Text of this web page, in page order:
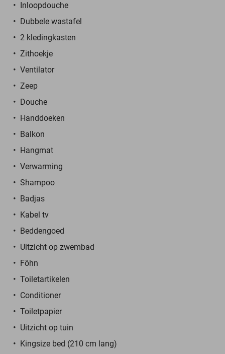
Inloopdouche
Dubbele wastafel
2 kledingkasten
Zithoekje
Ventilator
Zeep
Douche
Handdoeken
Balkon
Hangmat
Verwarming
Shampoo
Badjas
Kabel tv
Beddengoed
Uitzicht op zwembad
Föhn
Toiletartikelen
Conditioner
Toiletpapier
Uitzicht op tuin
Kingsize bed (210 cm lang)